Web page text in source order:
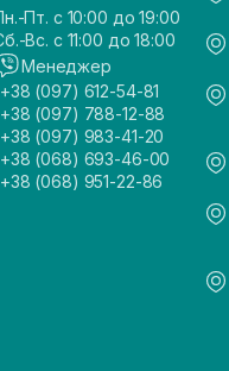
Пт. с 10:00 до 19:00
Вс. с 11:00 до 18:00
Менеджер
+38 (097) 612-54-81
+38 (097) 788-12-88
+38 (097) 983-41-20
+38 (068) 693-46-00
+38 (068) 951-22-86